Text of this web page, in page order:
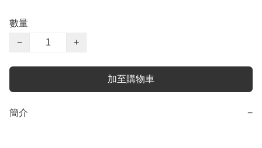
數量
−
+
加至購物車
簡介 −